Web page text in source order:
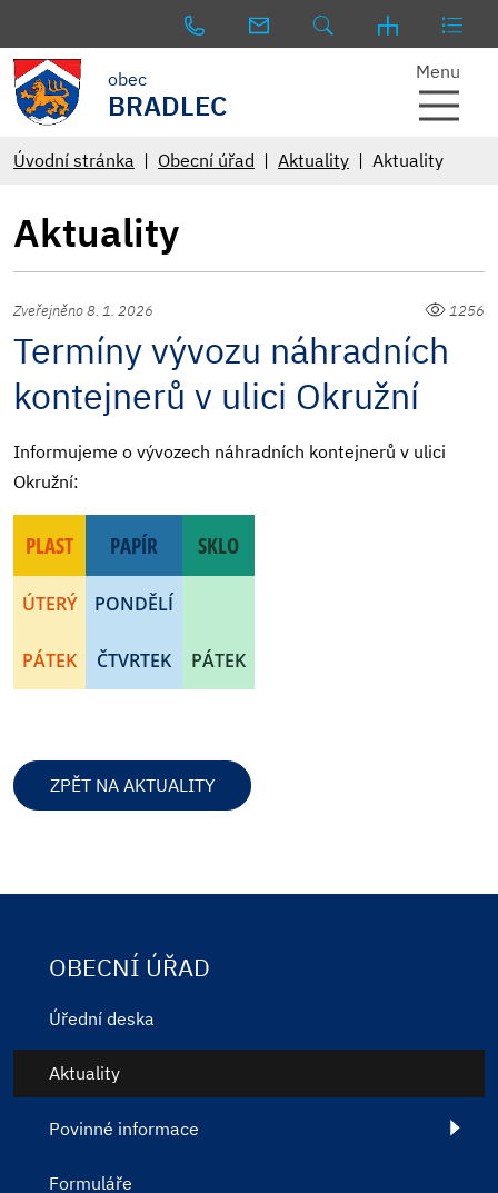
obec
BRADLEC
Menu
Úvodní stránka Obecní úřad Aktuality Aktuality
Aktuality
Zveřejněno 8. 1. 2026 1256
Termíny vývozu náhradních
kontejnerů v ulici Okružní
Informujeme o vývozech náhradních kontejnerů v ulici
Okružní:
PLAST PAPÍR SKLO
ÚTERÝ PONDĚLÍ
PÁTEK ČTVRTEK PÁTEK
ZPĚT NA AKTUALITY
OBECNÍ ÚŘAD
Úřední deska
Aktuality
Povinné informace
Formuláře